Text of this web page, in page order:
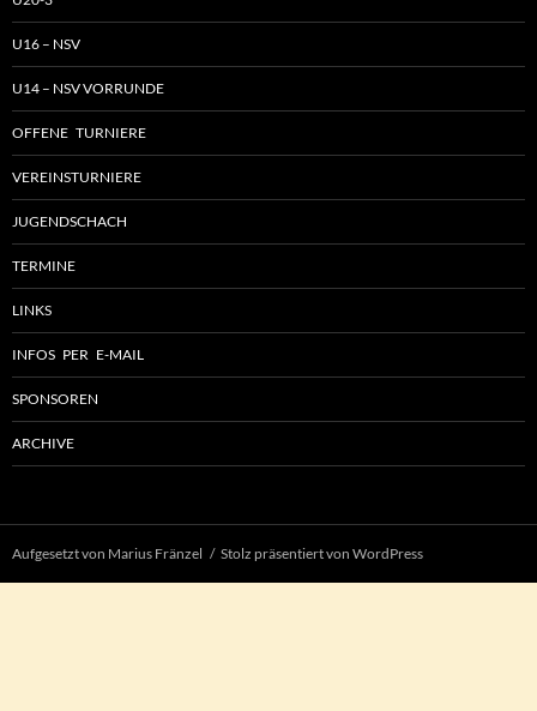
U16 – NSV
U14 – NSV VORRUNDE
OFFENE TURNIERE
VEREINSTURNIERE
JUGENDSCHACH
TERMINE
LINKS
INFOS PER E-MAIL
SPONSOREN
ARCHIVE
Aufgesetzt von Marius Fränzel Stolz präsentiert von WordPress